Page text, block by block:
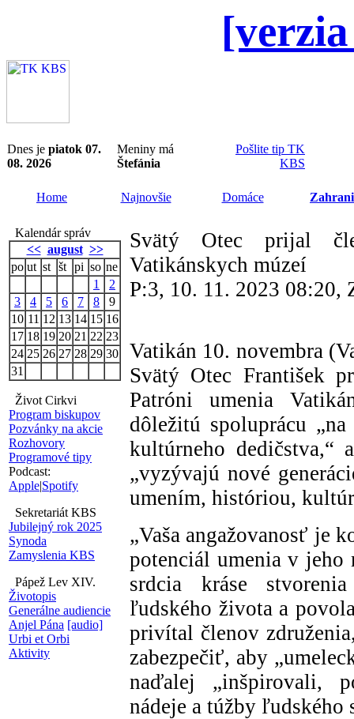
Dnes je piatok 07.
08. 2026
Meniny má
Štefánia
Pošlite tip TK
KBS
Home Najnovšie Domáce
Kalendár správ
<< august >>
po ut st št pi so ne
1
2
3
4 5 6 7 8
9
10 11 12 13 14 15 16
17 18 19 20 21 22 23
24 25 26 27 28 29 30
31
Život Cirkvi
Program biskupov
Pozvánky na akcie
Rozhovory
Programové tipy
Podcast:
Apple|Spotify
Sekretariát KBS
Jubilejný rok 2025
Synoda
Zamyslenia KBS
Pápež Lev XIV.
Životopis
Generálne audiencie
Anjel Pána [audio]
Urbi et Orbi
Aktivity
Svätý Otec prijal
Vatikánskych múzeí
P:3, 10. 11. 2023 08:20,
Vatikán 10. novembra
Svätý Otec František
Patróni umenia
dôležitú spoluprácu
kultúrneho dedičstva,“
„vyzývajú nové
umením, históriou,
„Vaša angažovanosť je
potenciál umenia v jeho
srdcia kráse
ľudského života a
privítal členov
zabezpečiť, aby
naďalej „inšpirovali,
nádeje a túžby ľudského